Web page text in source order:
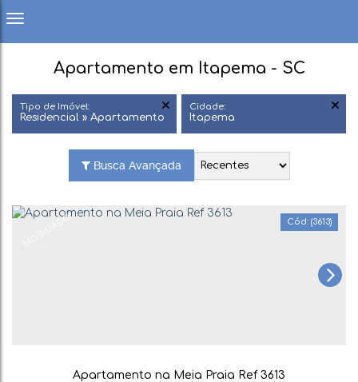
Apartamento em Itapema - SC
Tipo de Imóvel:
Residencial » Apartamento
Cidade:
Itapema
Busca Avançada
MOBILIADO (3613)
Apartamento na Meia Praia Ref 3613